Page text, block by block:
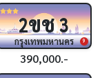
9
2ขช3
กรุงเทพมหานคร
390,000.-